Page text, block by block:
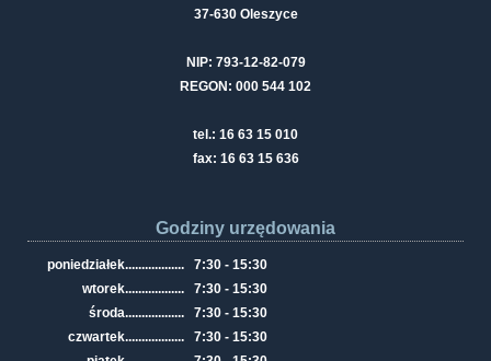
37-630 Oleszyce
NIP: 793-12-82-079
REGON: 000 544 102
tel.: 16 63 15 010
fax: 16 63 15 636
Godziny urzędowania
poniedziałek..................
7:30 - 15:30
wtorek..................
7:30 - 15:30
środa..................
7:30 - 15:30
czwartek..................
7:30 - 15:30